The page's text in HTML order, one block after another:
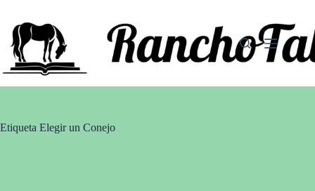
contenido
Etiqueta Elegir un Conejo